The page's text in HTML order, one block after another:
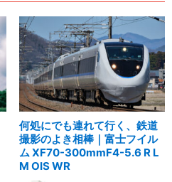
何処にでも連れて行く、鉄道
撮影のよき相棒｜富士フイル
ム XF70-300mmF4-5.6 R L
M OIS WR